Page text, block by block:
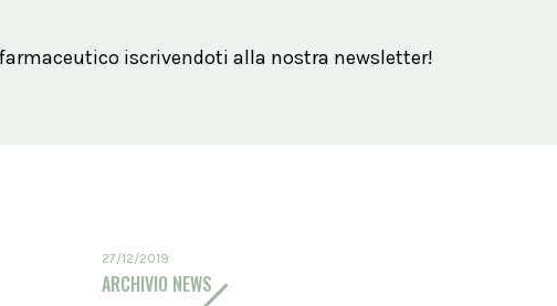
iscrivendoti alla nostra newsletter!
27/12/2019
ARCHIVIO NEWS